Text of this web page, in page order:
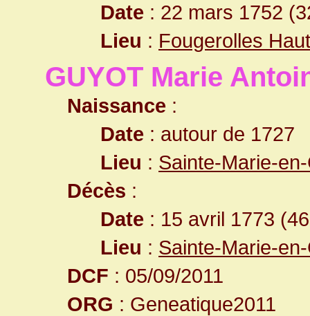
Date : 22 mars 1752
Lieu : Fougerolles
GUYOT Marie
Naissance :
Date : autour de 1727
Lieu : Sainte-Marie-
Décès :
Date : 15 avril 1773
Lieu : Sainte-Marie-
DCF : 05/09/2011
ORG : Geneatique2011